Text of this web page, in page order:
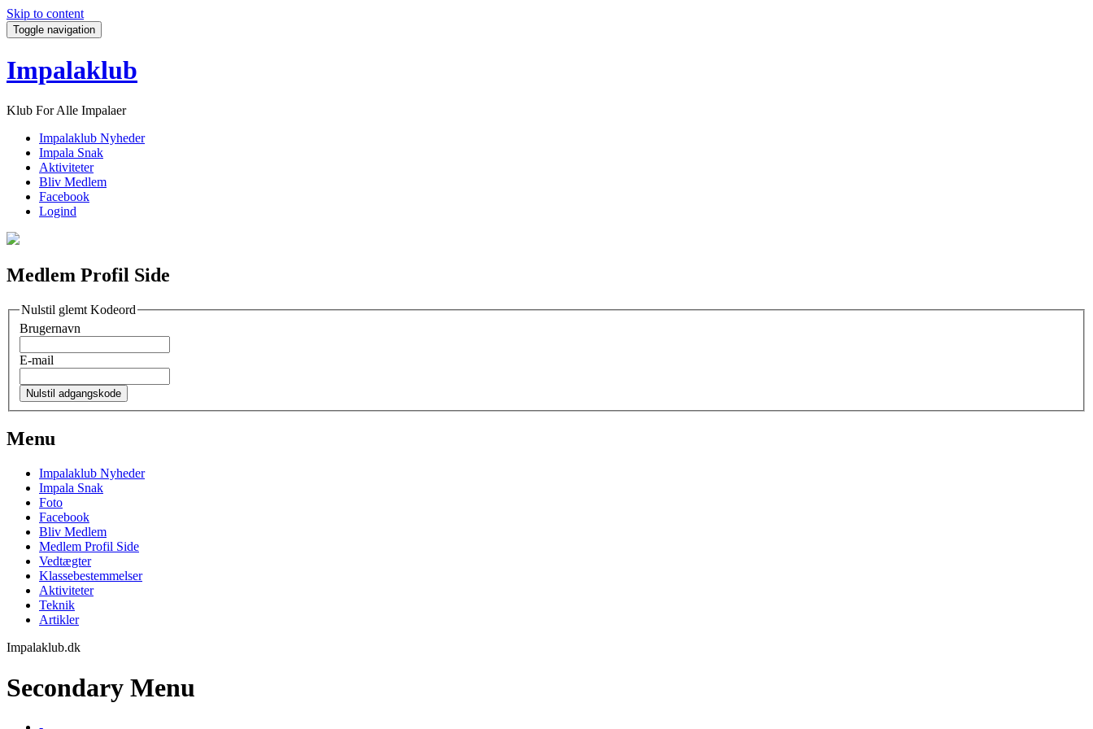
Skip to content
Toggle navigation
Impalaklub
Klub For Alle Impalaer
Impalaklub Nyheder
Impala Snak
Aktiviteter
Bliv Medlem
Facebook
Logind
Medlem Profil Side
Nulstil glemt Kodeord
Brugernavn
E-mail
Menu
Impalaklub Nyheder
Impala Snak
Foto
Facebook
Bliv Medlem
Medlem Profil Side
Vedtægter
Klassebestemmelser
Aktiviteter
Teknik
Artikler
Impalaklub.dk
Secondary Menu